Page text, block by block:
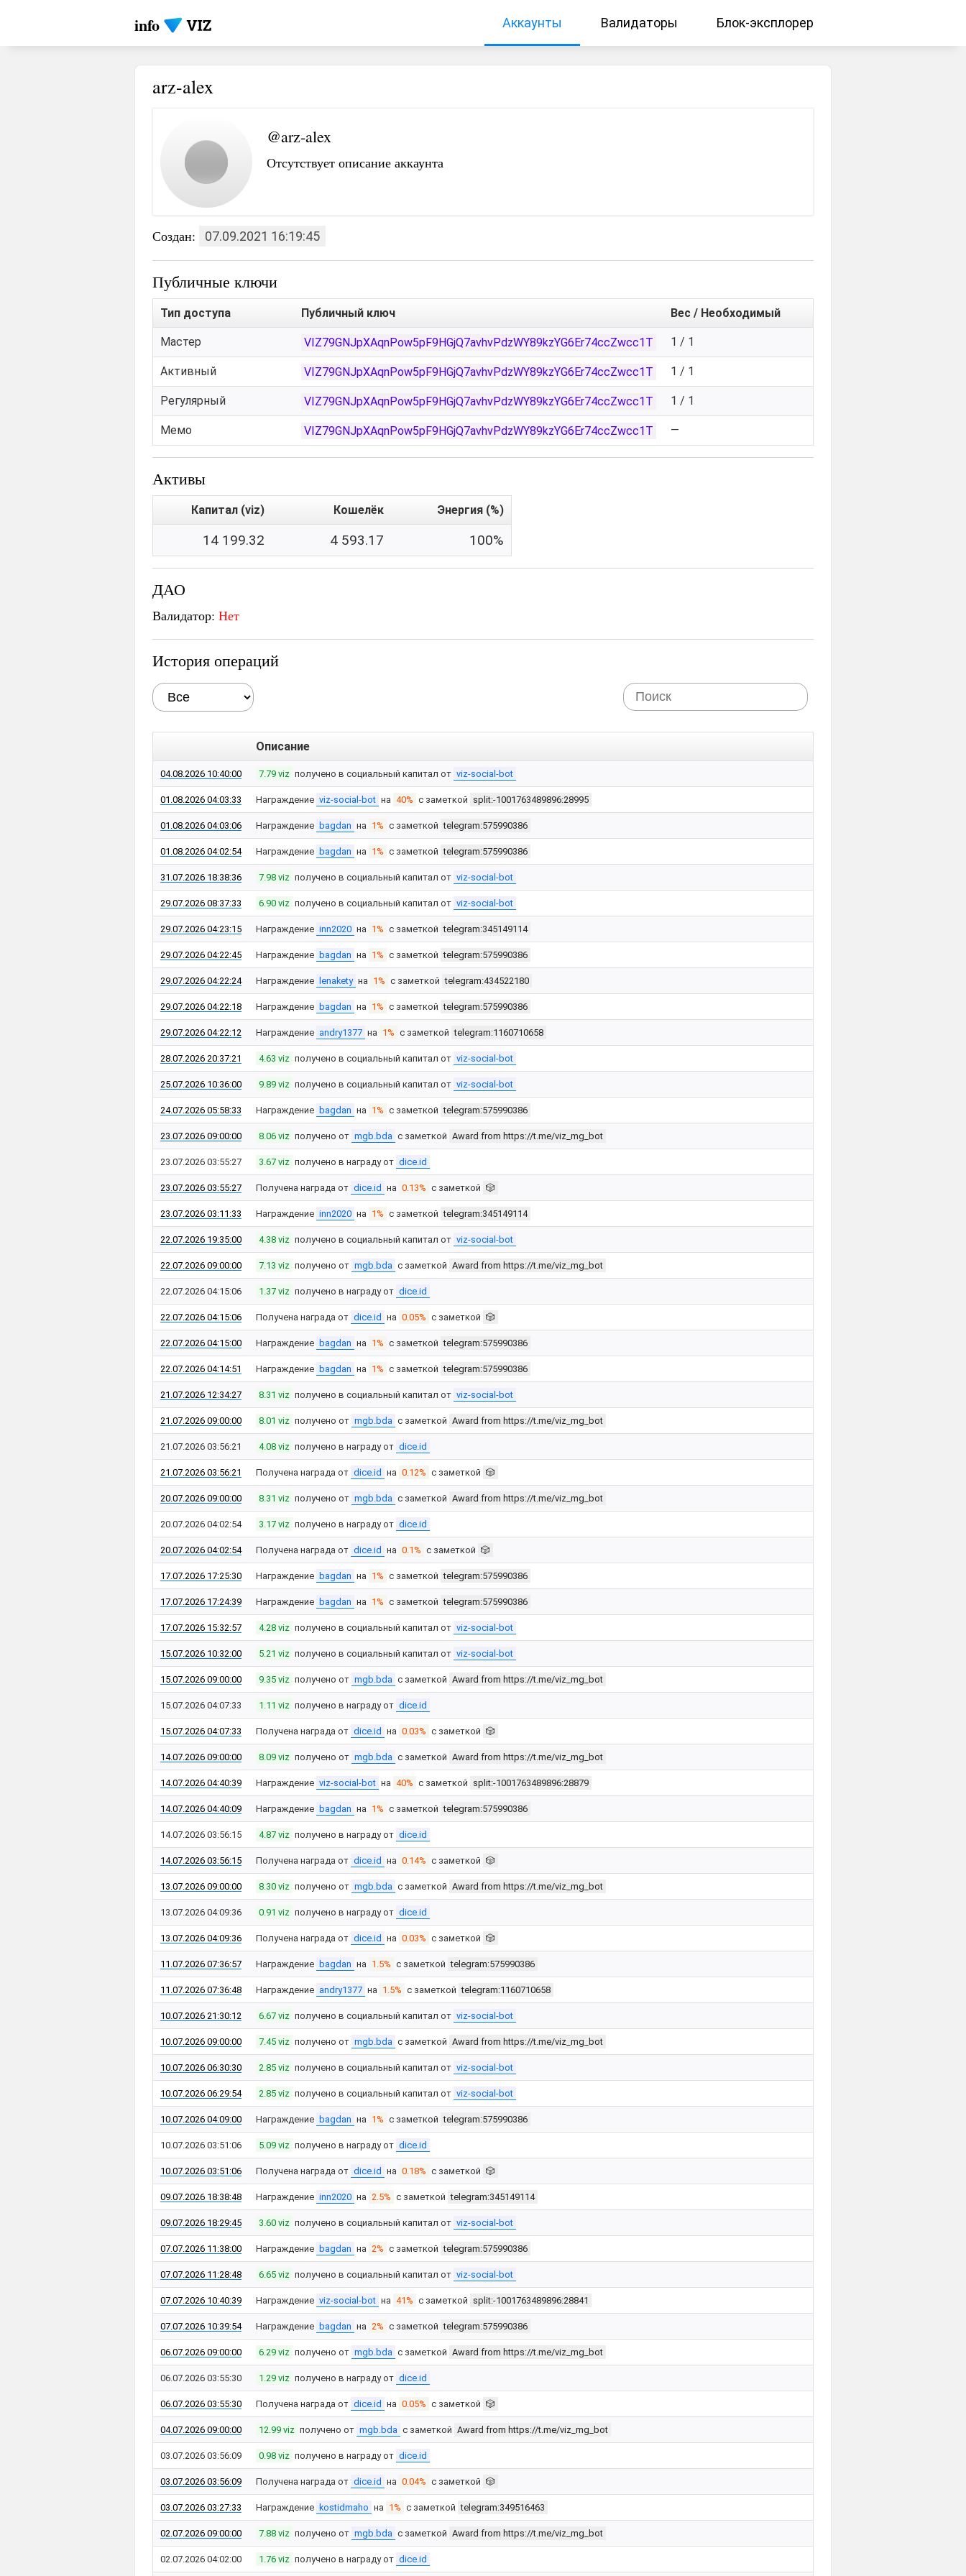
info Аккаунты Валидаторы Блок-эксплорер
arz-alex
@arz-alex
Отсутствует описание аккаунта
Создан: 07.09.2021 16:19:45
Публичные ключи
Тип доступа Публичный ключ Вес / Необходимый
Мастер VIZ79GNJpXAqnPow5pF9HGjQ7avhvPdzWY89kzYG6Er74ccZwcc1T 1 / 1
Активный VIZ79GNJpXAqnPow5pF9HGjQ7avhvPdzWY89kzYG6Er74ccZwcc1T 1 / 1
Регулярный VIZ79GNJpXAqnPow5pF9HGjQ7avhvPdzWY89kzYG6Er74ccZwcc1T 1 / 1
Мемо VIZ79GNJpXAqnPow5pF9HGjQ7avhvPdzWY89kzYG6Er74ccZwcc1T —
Активы
Капитал (viz) Кошелёк Энергия (%)
14 199.32 4 593.17 100%
ДАО
Валидатор: Нет
История операций
Описание
04.08.2026 10:40:00 7.79 viz получено в социальный капитал от viz-social-bot
01.08.2026 04:03:33 Награждение viz-social-bot на 40% с заметкой split:-1001763489896:28995
01.08.2026 04:03:06 Награждение bagdan на 1% с заметкой telegram:575990386
01.08.2026 04:02:54 Награждение bagdan на 1% с заметкой telegram:575990386
31.07.2026 18:38:36 7.98 viz получено в социальный капитал от viz-social-bot
29.07.2026 08:37:33 6.90 viz получено в социальный капитал от viz-social-bot
29.07.2026 04:23:15 Награждение inn2020 на 1% с заметкой telegram:345149114
29.07.2026 04:22:45 Награждение bagdan на 1% с заметкой telegram:575990386
29.07.2026 04:22:24 Награждение lenakety на 1% с заметкой telegram:434522180
29.07.2026 04:22:18 Награждение bagdan на 1% с заметкой telegram:575990386
29.07.2026 04:22:12 Награждение andry1377 на 1% с заметкой telegram:1160710658
28.07.2026 20:37:21 4.63 viz получено в социальный капитал от viz-social-bot
25.07.2026 10:36:00 9.89 viz получено в социальный капитал от viz-social-bot
24.07.2026 05:58:33 Награждение bagdan на 1% с заметкой telegram:575990386
23.07.2026 09:00:00 8.06 viz получено от mgb.bda с заметкой Award from https://t.me/viz_mg_bot
23.07.2026 03:55:27 3.67 viz получено в награду от dice.id
23.07.2026 03:55:27 Получена награда от dice.id на 0.13% с заметкой 🎲
23.07.2026 03:11:33 Награждение inn2020 на 1% с заметкой telegram:345149114
22.07.2026 19:35:00 4.38 viz получено в социальный капитал от viz-social-bot
22.07.2026 09:00:00 7.13 viz получено от mgb.bda с заметкой Award from https://t.me/viz_mg_bot
22.07.2026 04:15:06 1.37 viz получено в награду от dice.id
22.07.2026 04:15:06 Получена награда от dice.id на 0.05% с заметкой 🎲
22.07.2026 04:15:00 Награждение bagdan на 1% с заметкой telegram:575990386
22.07.2026 04:14:51 Награждение bagdan на 1% с заметкой telegram:575990386
21.07.2026 12:34:27 8.31 viz получено в социальный капитал от viz-social-bot
21.07.2026 09:00:00 8.01 viz получено от mgb.bda с заметкой Award from https://t.me/viz_mg_bot
21.07.2026 03:56:21 4.08 viz получено в награду от dice.id
21.07.2026 03:56:21 Получена награда от dice.id на 0.12% с заметкой 🎲
20.07.2026 09:00:00 8.31 viz получено от mgb.bda с заметкой Award from https://t.me/viz_mg_bot
20.07.2026 04:02:54 3.17 viz получено в награду от dice.id
20.07.2026 04:02:54 Получена награда от dice.id на 0.1% с заметкой 🎲
17.07.2026 17:25:30 Награждение bagdan на 1% с заметкой telegram:575990386
17.07.2026 17:24:39 Награждение bagdan на 1% с заметкой telegram:575990386
17.07.2026 15:32:57 4.28 viz получено в социальный капитал от viz-social-bot
15.07.2026 10:32:00 5.21 viz получено в социальный капитал от viz-social-bot
15.07.2026 09:00:00 9.35 viz получено от mgb.bda с заметкой Award from https://t.me/viz_mg_bot
15.07.2026 04:07:33 1.11 viz получено в награду от dice.id
15.07.2026 04:07:33 Получена награда от dice.id на 0.03% с заметкой 🎲
14.07.2026 09:00:00 8.09 viz получено от mgb.bda с заметкой Award from https://t.me/viz_mg_bot
14.07.2026 04:40:39 Награждение viz-social-bot на 40% с заметкой split:-1001763489896:28879
14.07.2026 04:40:09 Награждение bagdan на 1% с заметкой telegram:575990386
14.07.2026 03:56:15 4.87 viz получено в награду от dice.id
14.07.2026 03:56:15 Получена награда от dice.id на 0.14% с заметкой 🎲
13.07.2026 09:00:00 8.30 viz получено от mgb.bda с заметкой Award from https://t.me/viz_mg_bot
13.07.2026 04:09:36 0.91 viz получено в награду от dice.id
13.07.2026 04:09:36 Получена награда от dice.id на 0.03% с заметкой 🎲
11.07.2026 07:36:57 Награждение bagdan на 1.5% с заметкой telegram:575990386
11.07.2026 07:36:48 Награждение andry1377 на 1.5% с заметкой telegram:1160710658
10.07.2026 21:30:12 6.67 viz получено в социальный капитал от viz-social-bot
10.07.2026 09:00:00 7.45 viz получено от mgb.bda с заметкой Award from https://t.me/viz_mg_bot
10.07.2026 06:30:30 2.85 viz получено в социальный капитал от viz-social-bot
10.07.2026 06:29:54 2.85 viz получено в социальный капитал от viz-social-bot
10.07.2026 04:09:00 Награждение bagdan на 1% с заметкой telegram:575990386
10.07.2026 03:51:06 5.09 viz получено в награду от dice.id
10.07.2026 03:51:06 Получена награда от dice.id на 0.18% с заметкой 🎲
09.07.2026 18:38:48 Награждение inn2020 на 2.5% с заметкой telegram:345149114
09.07.2026 18:29:45 3.60 viz получено в социальный капитал от viz-social-bot
07.07.2026 11:38:00 Награждение bagdan на 2% с заметкой telegram:575990386
07.07.2026 11:28:48 6.65 viz получено в социальный капитал от viz-social-bot
07.07.2026 10:40:39 Награждение viz-social-bot на 41% с заметкой split:-1001763489896:28841
07.07.2026 10:39:54 Награждение bagdan на 2% с заметкой telegram:575990386
06.07.2026 09:00:00 6.29 viz получено от mgb.bda с заметкой Award from https://t.me/viz_mg_bot
06.07.2026 03:55:30 1.29 viz получено в награду от dice.id
06.07.2026 03:55:30 Получена награда от dice.id на 0.05% с заметкой 🎲
04.07.2026 09:00:00 12.99 viz получено от mgb.bda с заметкой Award from https://t.me/viz_mg_bot
03.07.2026 03:56:09 0.98 viz получено в награду от dice.id
03.07.2026 03:56:09 Получена награда от dice.id на 0.04% с заметкой 🎲
03.07.2026 03:27:33 Награждение kostidmaho на 1% с заметкой telegram:349516463
02.07.2026 09:00:00 7.88 viz получено от mgb.bda с заметкой Award from https://t.me/viz_mg_bot
02.07.2026 04:02:00 1.76 viz получено в награду от dice.id